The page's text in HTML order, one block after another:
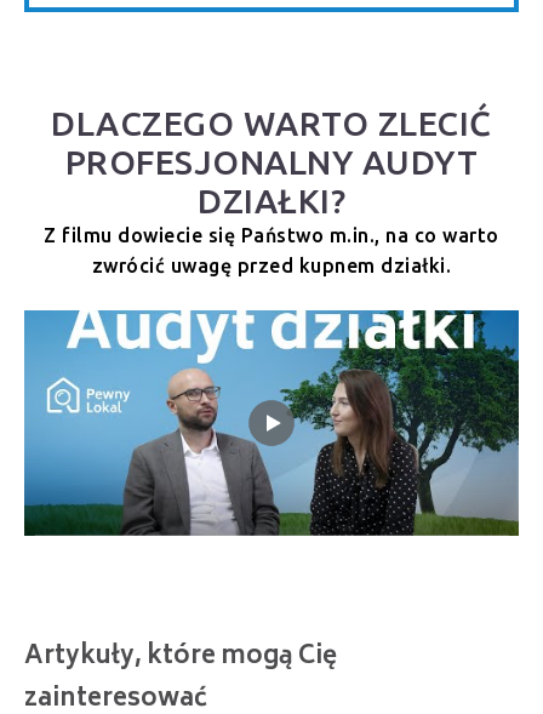
DLACZEGO WARTO ZLECIĆ
PROFESJONALNY AUDYT
DZIAŁKI?
Z filmu dowiecie się Państwo m.in., na co warto
zwrócić uwagę przed kupnem działki.
Artykuły, które mogą Cię
zainteresować